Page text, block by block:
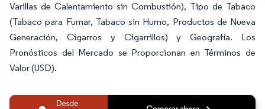
Varillas de Calentamiento sin Combustión), Tipo de Tabaco
(Tabaco para Fumar, Tabaco sin Humo, Productos de Nueva
Generación, Cigarros y Cigarrillos) y Geografía. Los
Pronósticos del Mercado se Proporcionan en Términos de
Valor (USD).